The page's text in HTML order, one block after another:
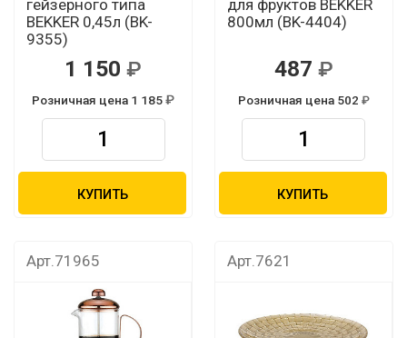
гейзерного типа
BEKKER 0,45л (BK-
9355)
1 150
Розничная цена 1 185
КУПИТЬ
для фруктов BEKKER
800мл (BK-4404)
487
Розничная цена 502
КУПИТЬ
Арт.71965 Арт.7621